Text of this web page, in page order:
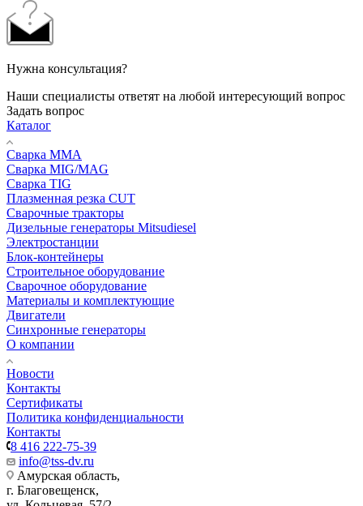
Нужна консультация?
Наши специалисты ответят на любой интересующий вопрос
Задать вопрос
Каталог
Сварка MMA
Сварка MIG/MAG
Сварка TIG
Плазменная резка CUT
Сварочные тракторы
Дизельные генераторы Mitsudiesel
Электростанции
Блок-контейнеры
Строительное оборудование
Сварочное оборудование
Материалы и комплектующие
Двигатели
Синхронные генераторы
О компании
Новости
Контакты
Сертификаты
Политика конфиденциальности
Контакты
8 416 222-75-39
info@tss-dv.ru
Амурская область,
г. Благовещенск,